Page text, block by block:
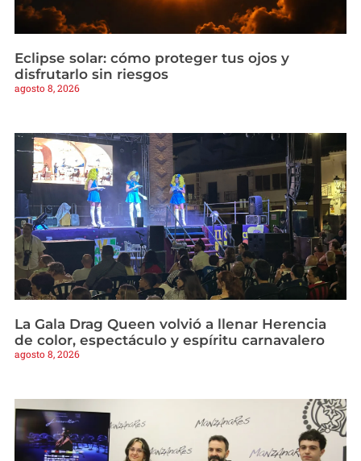
Eclipse solar: cómo proteger tus ojos y
disfrutarlo sin riesgos
agosto 8, 2026
La Gala Drag Queen volvió a llenar Herencia
de color, espectáculo y espíritu carnavalero
agosto 8, 2026